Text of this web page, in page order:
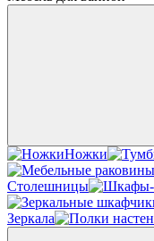
Ножки
Столешницы
Зеркала